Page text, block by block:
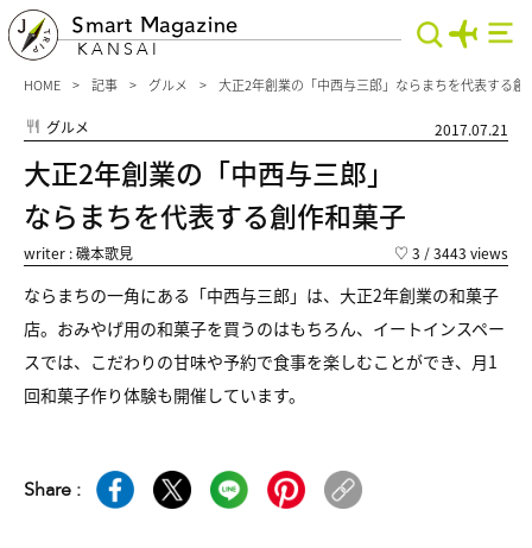
Smart Magazine
KANSAI
HOME 記事 グルメ 大正2年創業の「中西与三郎」ならまちを代表する創
グルメ 2017.07.21
大正2年創業の「中西与三郎」
ならまちを代表する創作和菓子
writer : 磯本歌見 ♡ 3 / 3443 views
ならまちの一角にある「中西与三郎」は、大正2年創業の和菓子
店。おみやげ用の和菓子を買うのはもちろん、イートインスペー
スでは、こだわりの甘味や予約で食事を楽しむことができ、月1
回和菓子作り体験も開催しています。
Share :